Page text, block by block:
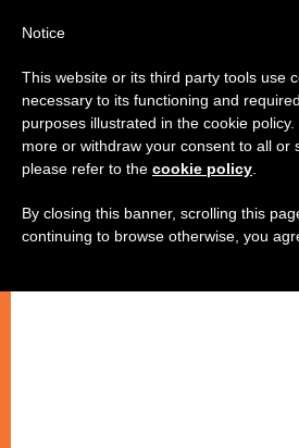
Notice
This website or its third party tools use
necessary to its functioning and
purposes illustrated in the cookie
more or withdraw your consent to all or
please refer to the cookie policy
By closing this banner, scrolling this
continuing to browse otherwise, you